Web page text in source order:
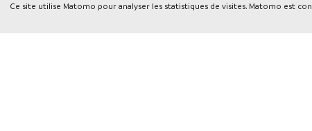
Ce site utilise Matomo pour analyser les statistiques de visites. Matomo est